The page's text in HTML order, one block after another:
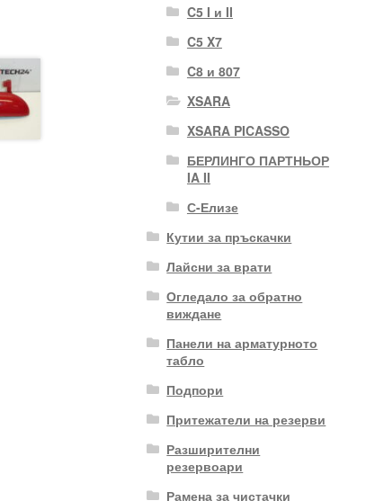
C5 I и II
C5 X7
C8 и 807
XSARA
XSARA PICASSO
БЕРЛИНГО ПАРТНЬОР
IA II
С-Елизе
Кутии за пръскачки
Лайсни за врати
Огледало за обратно
виждане
Панели на арматурното
табло
Подпори
Притежатели на резерви
Разширителни
резервоари
Рамена за чистачки